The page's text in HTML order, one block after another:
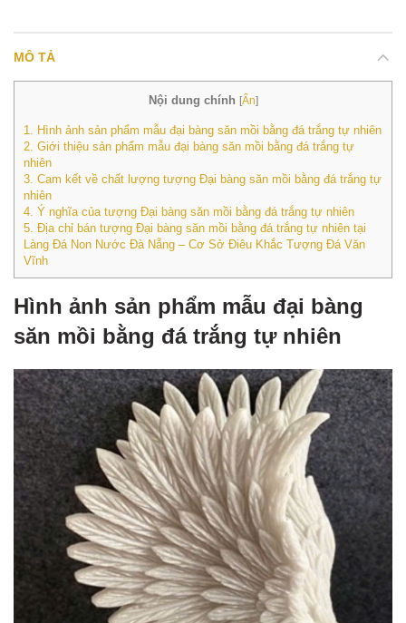
MÔ TẢ
Nội dung chính [Ẩn]
1.
Hình ảnh sản phẩm mẫu đại bàng săn mồi bằng đá trắng tự nhiên
2. Giới thiệu sản phẩm mẫu đại bàng săn mồi bằng đá trắng tự
nhiên
3. Cam kết về chất lượng tượng Đại bàng săn mồi bằng đá trắng tự
nhiên
4. Ý nghĩa của tượng Đại bàng săn mồi bằng đá trắng tự nhiên
5. Địa chỉ bán tượng Đại bàng săn mồi bằng đá trắng tự nhiên tại
Làng Đá Non Nước Đà Nẵng – Cơ Sở Điêu Khắc Tượng Đá Văn
Vĩnh
Hình ảnh sản phẩm mẫu đại bàng
săn mồi bằng đá trắng tự nhiên